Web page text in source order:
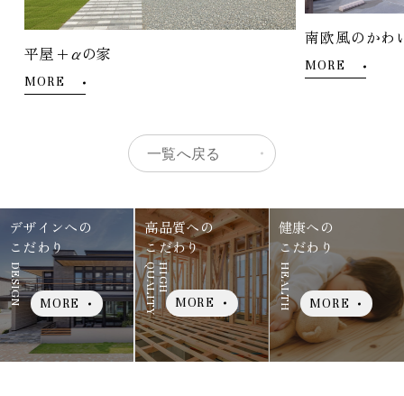
平屋+αの家
MORE
南欧風のかわ
MORE
一覧へ戻る
デザインへの
こだわり
DESIGN MORE
高品質への
こだわり
HIGH
QUALITY MORE
健康への
こだわり
HEALTH MORE